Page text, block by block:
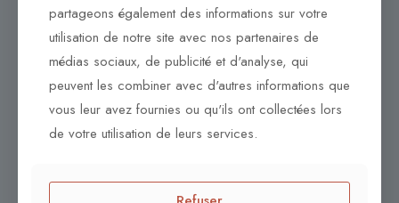
partageons également des informations sur votre
utilisation de notre site avec nos partenaires de
médias sociaux, de publicité et d'analyse, qui
peuvent les combiner avec d'autres informations que
vous leur avez fournies ou qu'ils ont collectées lors
de votre utilisation de leurs services.